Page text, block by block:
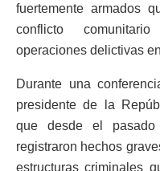
fuertemente armados
conflicto
operaciones delictivas
Durante una
presidente de la
que desde el
registraron hechos
estructuras criminales